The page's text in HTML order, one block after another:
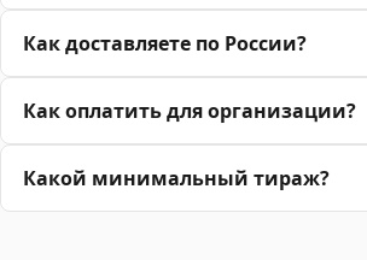
Как доставляете по России?
Как оплатить для организации?
Какой минимальный тираж?